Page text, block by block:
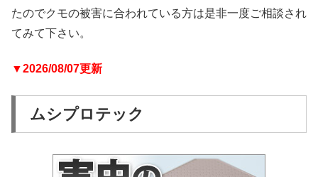
たのでクモの被害に合われている方は是非一度ご相談され
てみて下さい。
▼2026/08/07更新
ムシプロテック